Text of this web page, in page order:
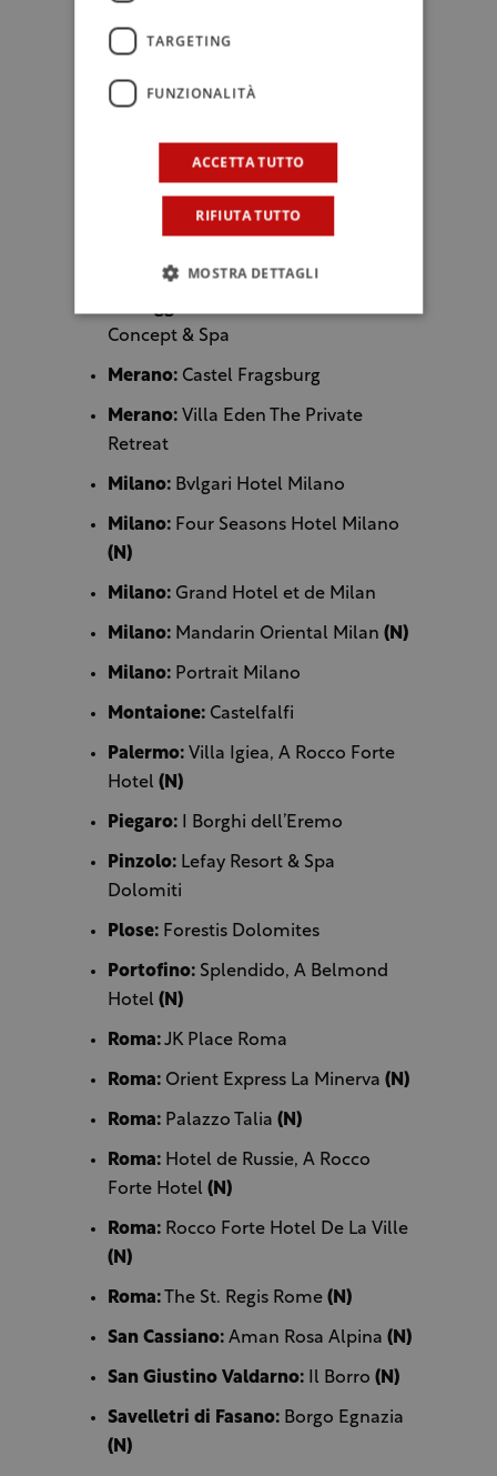
Firenze:Villa Cora
Firenze:Villa La Massa
Limone sul Garda:EALA My
Lipari (Isole Eolie):Therasia Resort
Concept & Spa
Merano:Castel Fragsburg
Merano:Villa Eden The Private
Retreat
Milano:Bvlgari Hotel Milano
Milano:Four Seasons Hotel Milano
(N)
Milano:Grand Hotel et de Milan
Milano:Mandarin Oriental Milan (N)
Milano:Portrait Milano
Montaione:Castelfalfi
Palermo:Villa Igiea, A Rocco Forte
Hotel (N)
Piegaro:I Borghi dell’Eremo
Pinzolo:Lefay Resort & Spa
Dolomiti
Plose:Forestis Dolomites
Portofino:Splendido, A Belmond
Hotel (N)
Roma:JK Place Roma
Roma:Orient Express La Minerva (N)
Roma:Palazzo Talia (N)
Roma:Hotel de Russie, A Rocco
Forte Hotel (N)
Roma:Rocco Forte Hotel De La Ville
(N)
Roma:The St. Regis Rome (N)
San Cassiano:Aman Rosa Alpina (N)
San Giustino Valdarno:Il Borro (N)
Savelletri di Fasano:Borgo Egnazia
(N)
TARGETING
FUNZIONALITÀ
ACCETTA TUTTO
RIFIUTA TUTTO
MOSTRA DETTAGLI